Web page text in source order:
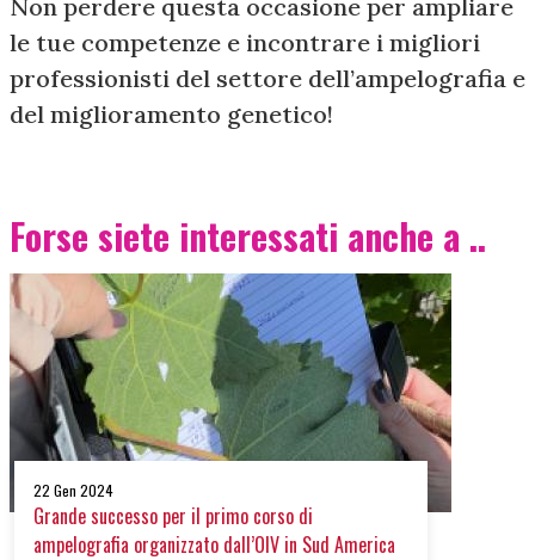
Non perdere questa occasione per ampliare
le tue competenze e incontrare i migliori
professionisti del settore dell’ampelografia e
del miglioramento genetico!
Forse siete interessati anche a ..
22 Gen 2024
Grande successo per il primo corso di
ampelografia organizzato dall’OIV in Sud America